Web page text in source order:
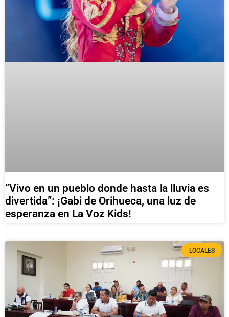
“Vivo en un pueblo donde hasta la lluvia es
divertida”: ¡Gabi de Orihueca, una luz de
esperanza en La Voz Kids!
LOCALES